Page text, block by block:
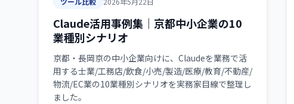
Claude活用事例集｜京都中小企業の10
業種別シナリオ
京都・長岡京の中小企業向けに、Claudeを業務で活
用する士業/工務店/飲食/小売/製造/医療/教育/不動産/
物流/EC業の10業種別シナリオを実務家目線で整理し
ました。